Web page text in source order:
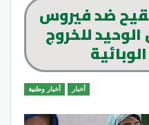
ضد فيروس
الوحيد للخروج
أخبار أخبار وطنية